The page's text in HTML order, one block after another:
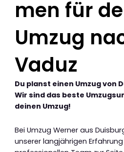
men für
Umzug
Vaduz
Du planst einen Umzug von
Wir sind das beste
deinen Umzug!
Bei Umzug Werner aus
unserer langjährigen